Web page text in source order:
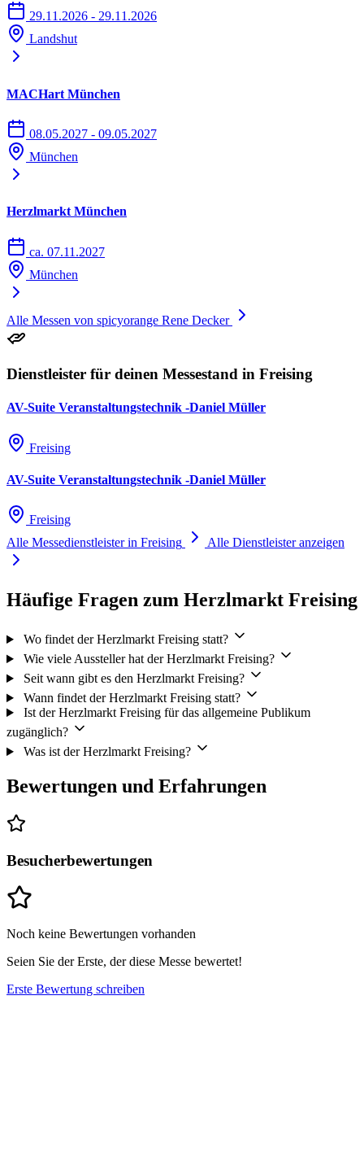
29.11.2026 - 29.11.2026
Landshut
MACHart München
08.05.2027 - 09.05.2027
München
Herzlmarkt München
ca. 07.11.2027
München
Alle Messen von spicyorange Rene Decker
Dienstleister für deinen Messestand in Freising
AV-Suite Veranstaltungstechnik -Daniel Müller
Freising
AV-Suite Veranstaltungstechnik -Daniel Müller
Freising
Alle Messedienstleister in Freising
Alle Dienstleister anzeigen
Häufige Fragen zum Herzlmarkt Freising
Wo findet der Herzlmarkt Freising statt?
Wie viele Aussteller hat der Herzlmarkt Freising?
Seit wann gibt es den Herzlmarkt Freising?
Wann findet der Herzlmarkt Freising statt?
Ist der Herzlmarkt Freising für das allgemeine Publikum
zugänglich?
Was ist der Herzlmarkt Freising?
Bewertungen und Erfahrungen
Besucherbewertungen
Noch keine Bewertungen vorhanden
Seien Sie der Erste, der diese Messe bewertet!
Erste Bewertung schreiben